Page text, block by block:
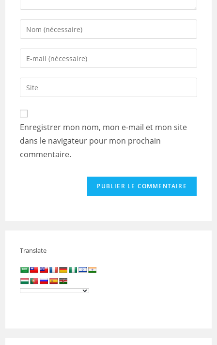
Enter
your
name
comment
Enter
your
email
address
comment
Saisir
l’URL
de
votre
site
(facultatif)
Enregistrer mon nom, mon e-mail et mon site
dans le navigateur pour mon prochain
commentaire.
Translate